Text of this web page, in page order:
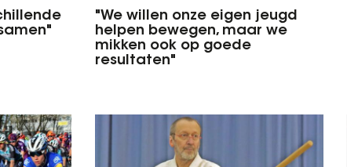
"We willen onze eigen jeugd
helpen bewegen, maar we
mikken ook op goede
resultaten"